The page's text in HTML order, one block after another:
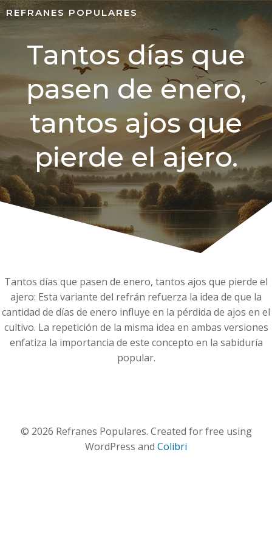
REFRANES POPULARES
Tantos días que
pasen de enero,
tantos ajos que
pierde el ajero.
Tantos días que pasen de enero, tantos ajos que pierde el
ajero: Esta variante del refrán refuerza la idea de que la
cantidad de días de enero influye en la pérdida de ajos en el
cultivo. La repetición de la misma idea en ambas versiones
enfatiza la importancia de este concepto en la sabiduría
popular.
© 2026 Refranes Populares. Created for free using
WordPress and Colibri